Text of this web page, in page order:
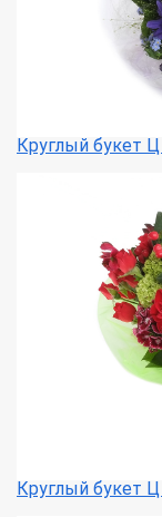
Круглый букет
Круглый букет